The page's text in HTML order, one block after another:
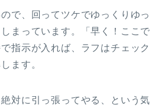
で、回ってツケでゆっくりゆっ
まっています。「早く！ここで
指示が入れば、ラフはチェック
ます。
対に引っ張ってやる、という気